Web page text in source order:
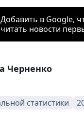
Добавить в Google,
читать новости
Черненко
статистики